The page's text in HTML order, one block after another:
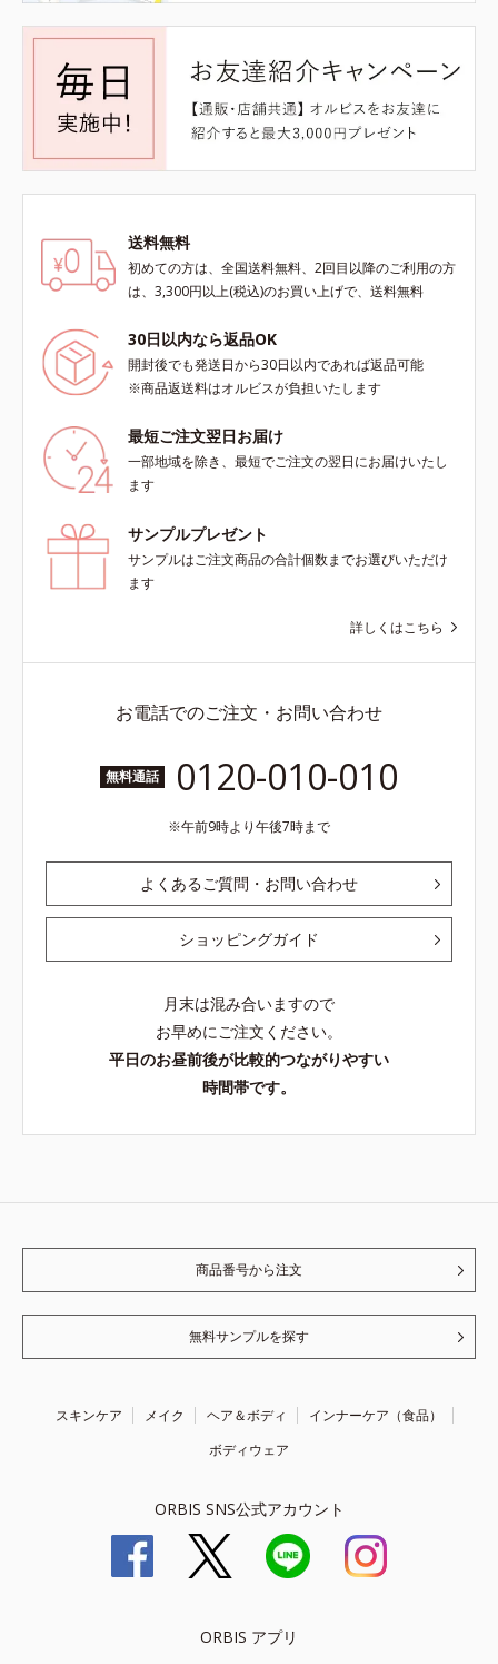
送料無料
初めての方は、全国送料無料、2回目以降のご利用の方
は、3,300円以上(税込)のお買い上げで、送料無料
30日以内なら返品OK
開封後でも発送日から30日以内であれば返品可能
※商品返送料はオルビスが負担いたします
最短ご注文翌日お届け
一部地域を除き、最短でご注文の翌日にお届けいたし
ます
サンプルプレゼント
サンプルはご注文商品の合計個数までお選びいただけ
ます
詳しくはこちら
お電話でのご注文・お問い合わせ
無料通話 0120-010-010
午前9時より午後7時まで
よくあるご質問・お問い合わせ
ショッピングガイド
月末は混み合いますので
お早めにご注文ください。
平日のお昼前後が比較的つながりやすい
時間帯です。
商品番号から注文
無料サンプルを探す
スキンケア メイク ヘア＆ボディ
インナーケア（食品）
ボディウェア
ORBIS SNS公式アカウント
ORBIS アプリ